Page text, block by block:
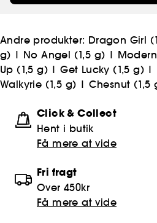
Andre produkter: Dragon Girl
g) | No Angel (1,5 g) |
Up (1,5 g) |Get Lucky (1,5 g) |
Walkyrie (1,5 g) | Chesnut (1,5
Click & Collect
Hent i butik
Få mere at vide
Fri fragt
Over 450kr
Få mere at vide